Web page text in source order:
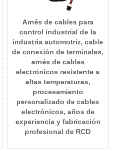
Arnés de cables para
control industrial de la
industria automotriz, cable
de conexión de terminales,
arnés de cables
electrónicos resistente a
altas temperaturas,
procesamiento
personalizado de cables
electrónicos, años de
experiencia y fabricación
profesional de RCD